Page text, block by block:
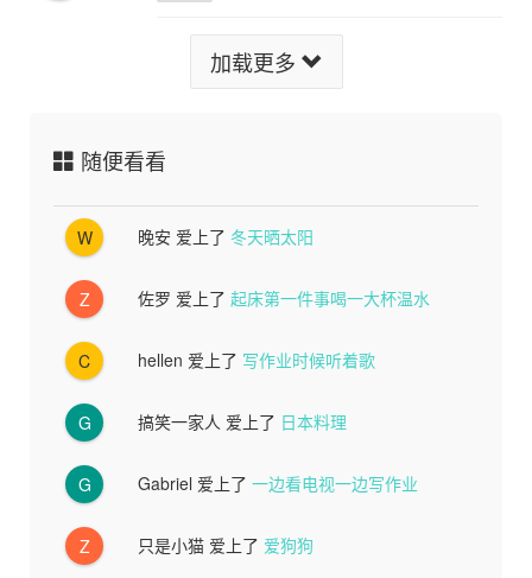
加载更多
随便看看
W 晚安 爱上了冬天晒太阳
Z 佐罗 爱上了起床第一件事喝一大杯温水
C hellen 爱上了 写作业时候听着歌
G 搞笑一家人 爱上了 日本料理
G Gabriel 爱上了一边看电视一边写作业
Z 只是小猫 爱上了 爱狗狗